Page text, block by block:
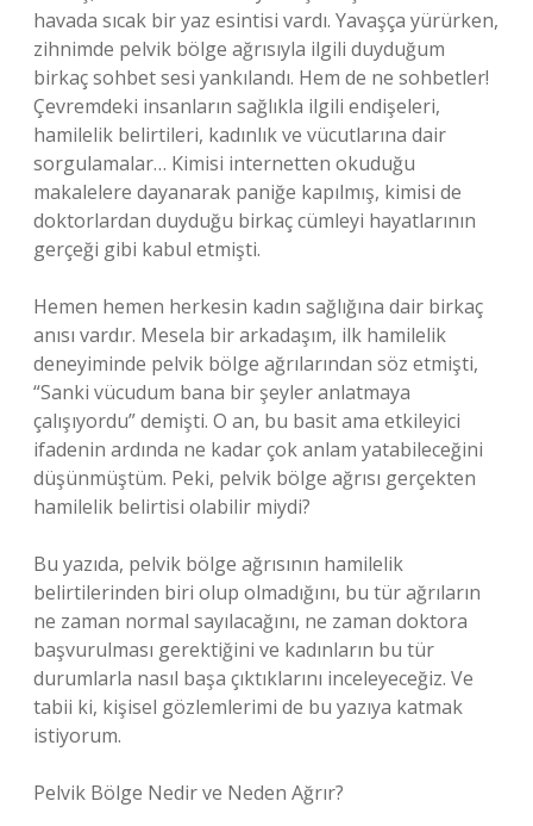
havada sıcak bir yaz esintisi vardı. Yavaşça yürürken,
zihnimde pelvik bölge ağrısıyla ilgili duyduğum
birkaç sohbet sesi yankılandı. Hem de ne sohbetler!
Çevremdeki insanların sağlıkla ilgili endişeleri,
hamilelik belirtileri, kadınlık ve vücutlarına dair
sorgulamalar… Kimisi internetten okuduğu
makalelere dayanarak paniğe kapılmış, kimisi de
doktorlardan duyduğu birkaç cümleyi hayatlarının
gerçeği gibi kabul etmişti.
Hemen hemen herkesin kadın sağlığına dair birkaç
anısı vardır. Mesela bir arkadaşım, ilk hamilelik
deneyiminde pelvik bölge ağrılarından söz etmişti,
“Sanki vücudum bana bir şeyler anlatmaya
çalışıyordu” demişti. O an, bu basit ama etkileyici
ifadenin ardında ne kadar çok anlam yatabileceğini
düşünmüştüm. Peki, pelvik bölge ağrısı gerçekten
hamilelik belirtisi olabilir miydi?
Bu yazıda, pelvik bölge ağrısının hamilelik
belirtilerinden biri olup olmadığını, bu tür ağrıların
ne zaman normal sayılacağını, ne zaman doktora
başvurulması gerektiğini ve kadınların bu tür
durumlarla nasıl başa çıktıklarını inceleyeceğiz. Ve
tabii ki, kişisel gözlemlerimi de bu yazıya katmak
istiyorum.
Pelvik Bölge Nedir ve Neden Ağrır?